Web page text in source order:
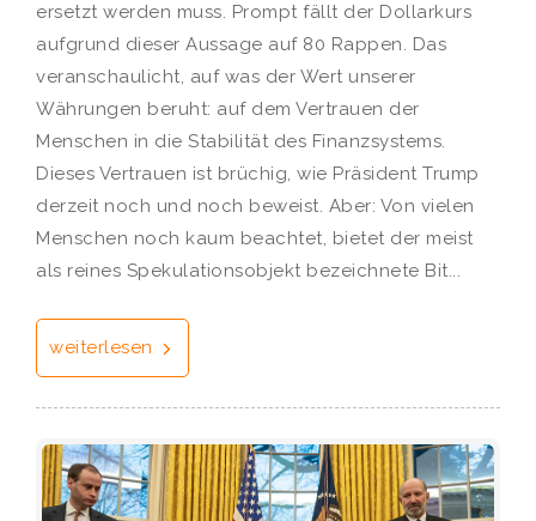
ersetzt werden muss. Prompt fällt der Dollarkurs
aufgrund dieser Aussage auf 80 Rappen. Das
veranschaulicht, auf was der Wert unserer
Währungen beruht: auf dem Vertrauen der
Menschen in die Stabilität des Finanzsystems.
Dieses Vertrauen ist brüchig, wie Präsident Trump
derzeit noch und noch beweist. Aber: Von vielen
Menschen noch kaum beachtet, bietet der meist
als reines Spekulationsobjekt bezeichnete Bit...
weiterlesen